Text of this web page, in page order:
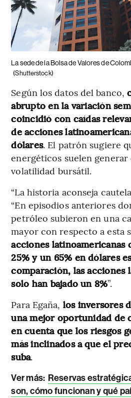
La sede de la Bolsa de Valores de
(Shutterstock)
Según los datos del banco,
abrupto en la variación
coincidió con caídas
de acciones
dólares. El patrón sugiere
energéticos suelen generar
volatilidad bursátil.
“La historia aconseja
“En episodios anteriores
petróleo subieron en una
mayor con respecto a esta
acciones latinoamericanas
25% y un 65% en dólares
comparación, las acciones
solo han bajado un 8%”.
Para Egaña, los inversores
una mejor oportunidad de
en cuenta que los riesgos
más inclinados a que el
suba.
Ver más: Reservas
son, cómo funcionan y qué